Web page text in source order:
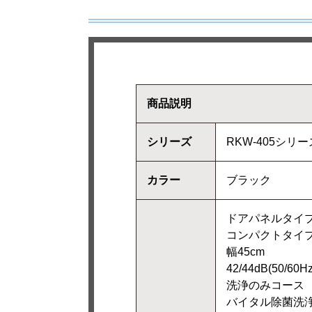
商品説明
シリーズ RKW-405シリー
カラー ブラック
ドアパネルタイ
コンパクトタイ
幅45cm
42/44dB(50/
洗浄のみコース
バイタル除菌洗